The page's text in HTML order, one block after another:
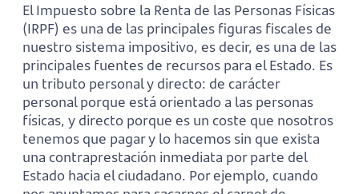
El Impuesto sobre la Renta de las Personas Físicas
(IRPF) es una de las principales figuras fiscales de
nuestro sistema impositivo, es decir, es una de las
principales fuentes de recursos para el Estado. Es
un tributo personal y directo: de carácter
personal porque está orientado a las personas
físicas, y directo porque es un coste que nosotros
tenemos que pagar y lo hacemos sin que exista
una contraprestación inmediata por parte del
Estado hacia el ciudadano. Por ejemplo, cuando